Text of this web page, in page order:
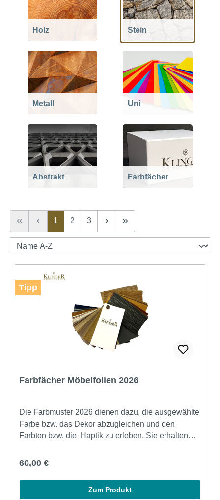
Holz Stein
Metall Uni
Abstrakt Farbfächer
Seite
1 Seite
2 Seite
3
Tipp
Farbfächer Möbelfolien 2026
Die Farbmuster 2026 dienen dazu, die ausgewählte
Farbe bzw. das Dekor abzugleichen und den
Farbton bzw. die Haptik zu erleben. Sie erhalten
cm.Auf der Rückseite befindet sich ein Foto mit
Code scannen und die Folie auf einer Oberfläche
wie zum Bsp. einer Küche oder Wand betrachten.---
Regulärer Preis:
60,00 €
Zum Produkt